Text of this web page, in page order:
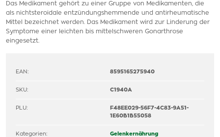
Das Medikament gehört zu einer Gruppe von Medikamenten, die
als nichtsteroidale entzündungshemmende und antirheumatische
Mittel bezeichnet werden. Das Medikament wird zur Linderung der
Symptome einer leichten bis mittelschweren Gonarthrose
eingesetzt.
EAN: 8595165275940
SKU: C1940A
PLU:
F48EE029-56F7-4C83-9A51-
1E60B1B55058
Kategorien: Gelenkernährung